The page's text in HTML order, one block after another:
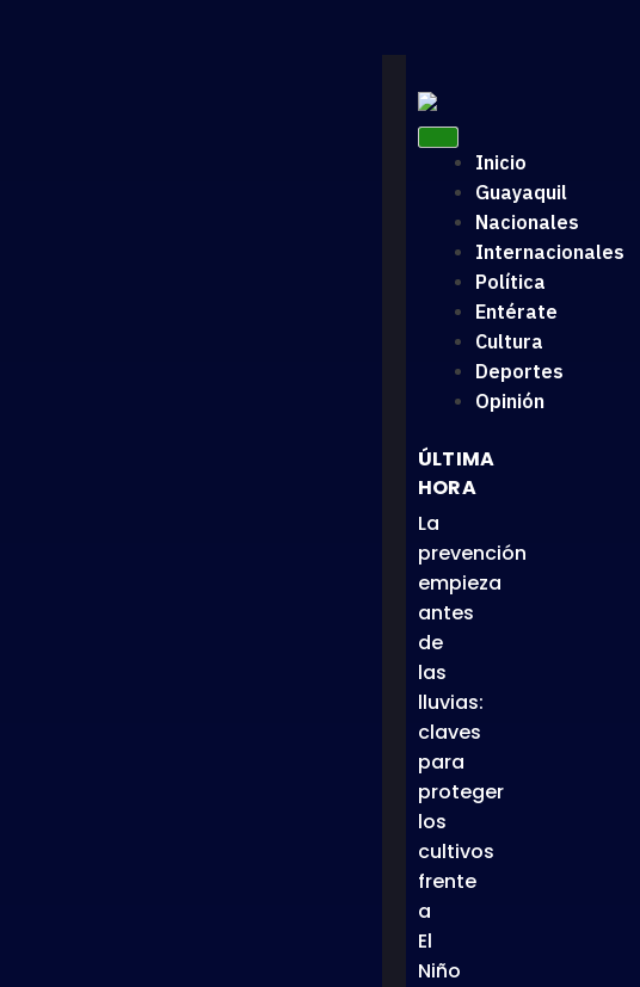
Inicio
Guayaquil
Nacionales
Internacionales
Política
Entérate
Cultura
Deportes
Opinión
ÚLTIMA
HORA
La
prevención
empieza
antes
de
las
lluvias:
claves
para
proteger
los
cultivos
frente
a
El
Niño